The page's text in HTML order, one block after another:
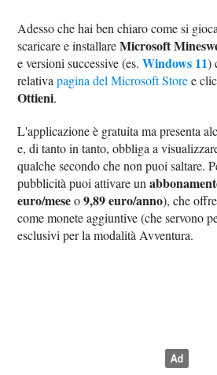
Adesso che hai ben chiaro come si
scaricare e installareMicrosoft
e versioni successive (es.Windows 11)
relativapagina del Microsoft Storee
Ottieni.
L'applicazione è gratuita ma presenta
e, di tanto in tanto, obbliga a
qualche secondo che non puoi saltare.
pubblicità puoi attivare un
euro/meseo9,89 euro/anno), che
come monete aggiuntive (che servono
esclusivi per la modalità Avventura.